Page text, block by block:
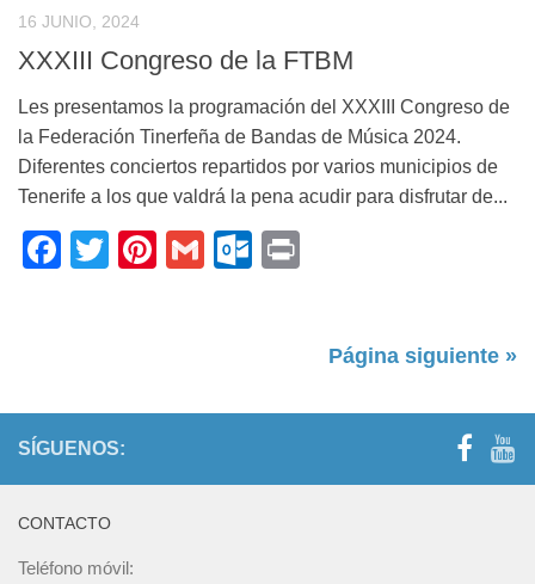
16 JUNIO, 2024
XXXIII Congreso de la FTBM
Les presentamos la programación del XXXIII Congreso de
la Federación Tinerfeña de Bandas de Música 2024.
Diferentes conciertos repartidos por varios municipios de
Tenerife a los que valdrá la pena acudir para disfrutar de...
Facebook
TwitterPinterest
GmailOutlook.com
Página siguiente »
SÍGUENOS:
CONTACTO
Teléfono móvil: